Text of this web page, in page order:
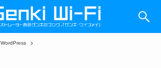
WordPress